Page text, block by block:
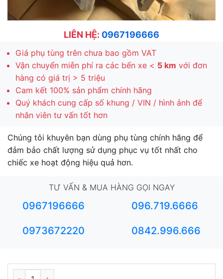
LIÊN HỆ: 0967196666
Giá phụ tùng trên chưa bao gồm VAT
Vận chuyển miễn phí ra các bến xe < 5 km với đơn
hàng có giá trị > 5 triệu
Cam kết 100% sản phẩm chính hãng
Quý khách cung cấp số khung / VIN / hình ảnh để
nhân viên tư vấn tốt hơn
Chúng tôi khuyên bạn dùng phụ tùng chính hãng để
đảm bảo chất lượng sử dụng phục vụ tốt nhất cho
chiếc xe hoạt động hiệu quả hơn.
TƯ VẤN & MUA HÀNG GỌI NGAY
0967196666 096.719.6666
0973672220 0842.996.666
Lốc điều hoà Camry 2.5 2015 2018 số lượng